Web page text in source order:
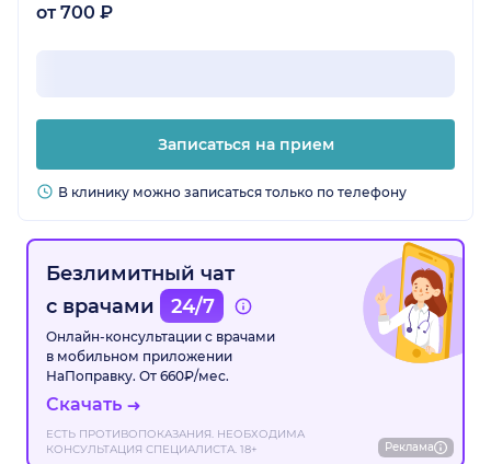
от 700 ₽
Записаться на прием
В клинику можно записаться только по телефону
Безлимитный чат
с врачами
24/7
Онлайн-консультации с врачами
в мобильном приложении
НаПоправку. От 660₽/мес.
Скачать
ЕСТЬ ПРОТИВОПОКАЗАНИЯ. НЕОБХОДИМА
КОНСУЛЬТАЦИЯ СПЕЦИАЛИСТА. 18+
Реклама